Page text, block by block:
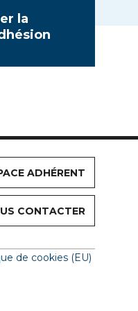
la
ADHÉRENT
CONTACTER
de cookies (EU)